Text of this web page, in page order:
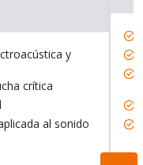
y
crítica
al sonido